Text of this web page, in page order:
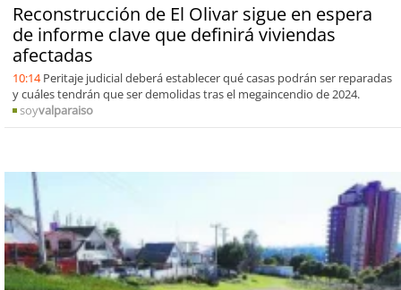
Reconstrucción de El Olivar sigue en espera
de informe clave que definirá viviendas
afectadas
10:14 Peritaje judicial deberá establecer qué casas podrán ser reparadas
y cuáles tendrán que ser demolidas tras el megaincendio de 2024.
soyvalparaiso